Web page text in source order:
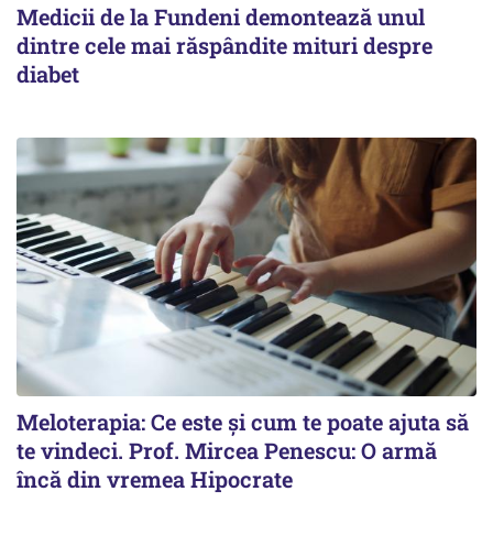
Medicii de la Fundeni demontează unul
dintre cele mai răspândite mituri despre
diabet
Meloterapia: Ce este și cum te poate ajuta să
te vindeci. Prof. Mircea Penescu: O armă
încă din vremea Hipocrate